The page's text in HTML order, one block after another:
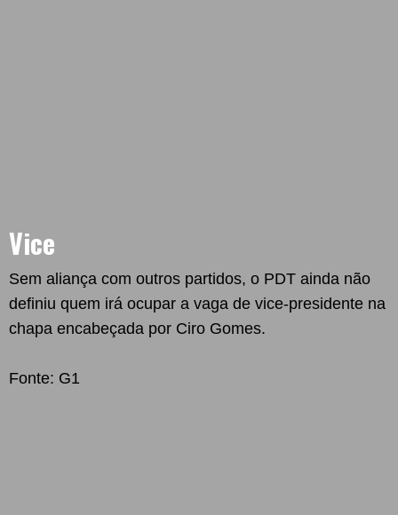
Vice
Sem aliança com outros partidos, o PDT ainda não
definiu quem irá ocupar a vaga de vice-presidente na
chapa encabeçada por Ciro Gomes.
Fonte: G1